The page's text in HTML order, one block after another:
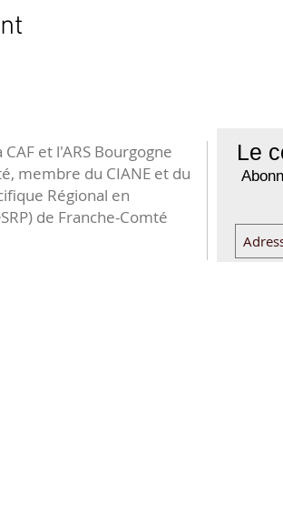
Le
et l'ARS Bourgogne
membre du CIANE et du
Régional en
de Franche-Comté